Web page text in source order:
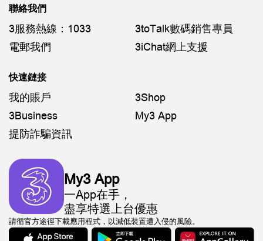
聯絡我們
3服務熱線：1033
3toTalk數碼銷售專員
電郵我們
3iChat網上支援
快速鏈接
我的賬戶
3Shop
3Business
My3 App
提防詐騙資訊
My3 App
一App在手，
盡享特選上台優惠
請循官方途徑下載應用程式，以減低裝置遭入侵的風險。